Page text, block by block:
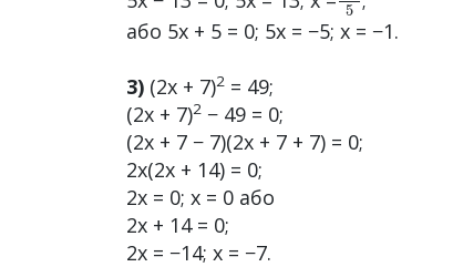
або 5x + 5 = 0; 5x = −5; x = −1.
3) (2x + 7)2 = 49;
(2x + 7)2 − 49 = 0;
(2x + 7 − 7)(2x + 7 + 7) = 0;
2x(2x + 14) = 0;
2x = 0; x = 0 або
2x + 14 = 0;
2x = −14; x = −7.